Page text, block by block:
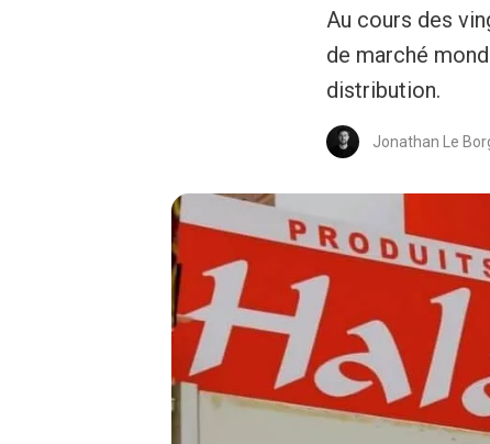
Au cours des
de marché
distribution.
Jonathan Le